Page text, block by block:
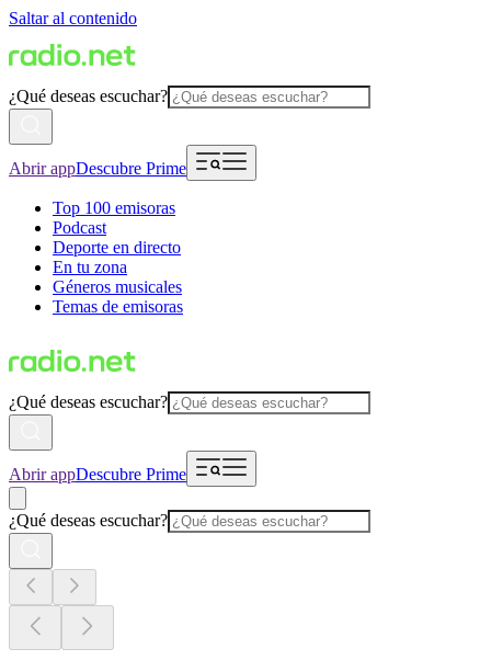
Saltar al contenido
¿Qué deseas escuchar?
Abrir appDescubre Prime
Top 100 emisoras
Podcast
Deporte en directo
En tu zona
Géneros musicales
Temas de emisoras
¿Qué deseas escuchar?
Abrir appDescubre Prime
¿Qué deseas escuchar?